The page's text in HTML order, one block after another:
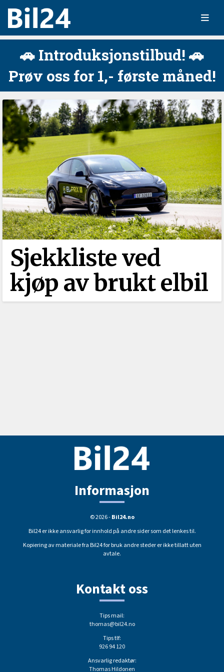
🚗 Introduksjonstilbud! 🚗
Prøv oss for 1,- første måned!
Sjekkliste ved
kjøp av brukt elbil
Informasjon
© 2026 -Bil24.no
Bil24 er ikke ansvarlig for innhold på andre sider som det lenkes til.
Kopiering av materiale fra Bil24 for bruk andre steder er ikke tillatt uten
avtale.
Kontakt oss
Tips mail:
thomas@bil24.no
Tips tlf:
926 94 120
Ansvarlig redaktør:
Thomas Hildonen